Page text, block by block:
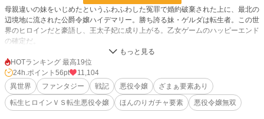
母親違いの妹をいじめたというふわふわした冤罪で婚約破棄された上に、最北の
辺境地に流された公爵令嬢ハイデマリー。勝ち誇る妹・ゲルダは転生者。この世
界のヒロインだと豪語し、王太子妃に成り上がる。乙女ゲームのハッピーエンド
の確定だ。
……乙女ゲームが終わったら、戦争ストラテジーゲームが始まるのだ。
小説 14,970 位 / 228,572 件
ファンタジー 2,573 位 / 53,243 件
HOTランキング 最高19位
24h.ポイント 56pt
11,104
異世界
ファンタジー 戦記 悪役令嬢
ざまぁ要素あり
転生ヒロインＶＳ転生悪役令嬢
ほんのりガチャ要素 悪役令嬢無双